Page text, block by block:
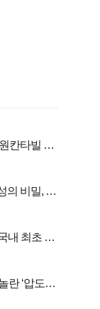
칸타빌 잔
의 비밀, 매
내 최초 반
란 ‘압도적